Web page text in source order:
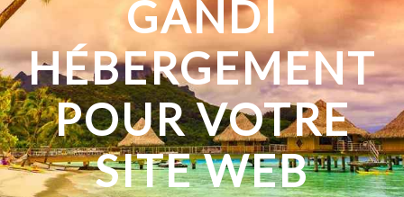
GANDI
HÉBERGEMENT
POUR VOTRE
SITE WEB